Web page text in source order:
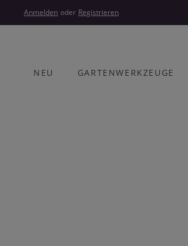
Hauptinhalt springen
Zur Hauptnavigation springen
Anmelden oder Registrieren
NEU GARTENWERKZEUGE